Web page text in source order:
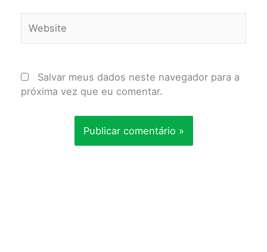
Salvar meus dados neste navegador para a
próxima vez que eu comentar.